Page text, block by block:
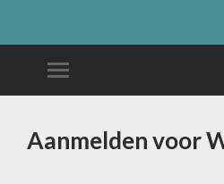
Aanmelden voor